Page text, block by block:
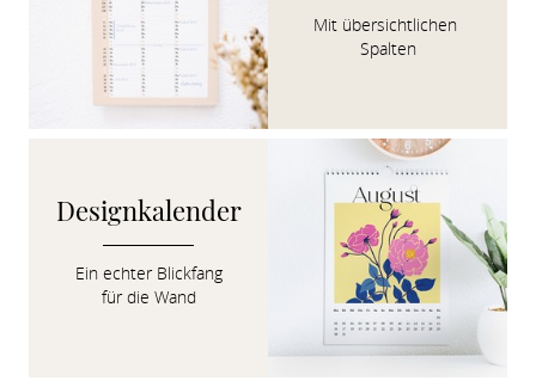
Mit übersichtlichen
Spalten
Designkalender
Ein echter Blickfang
für die Wand